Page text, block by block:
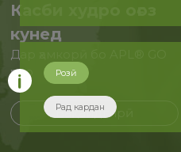
Касби худро оғоз
кунед
Дар ҳамкорӣ бо APL® GO
ҳоло
Бақайдгирӣ
Розӣ
Рад кардан